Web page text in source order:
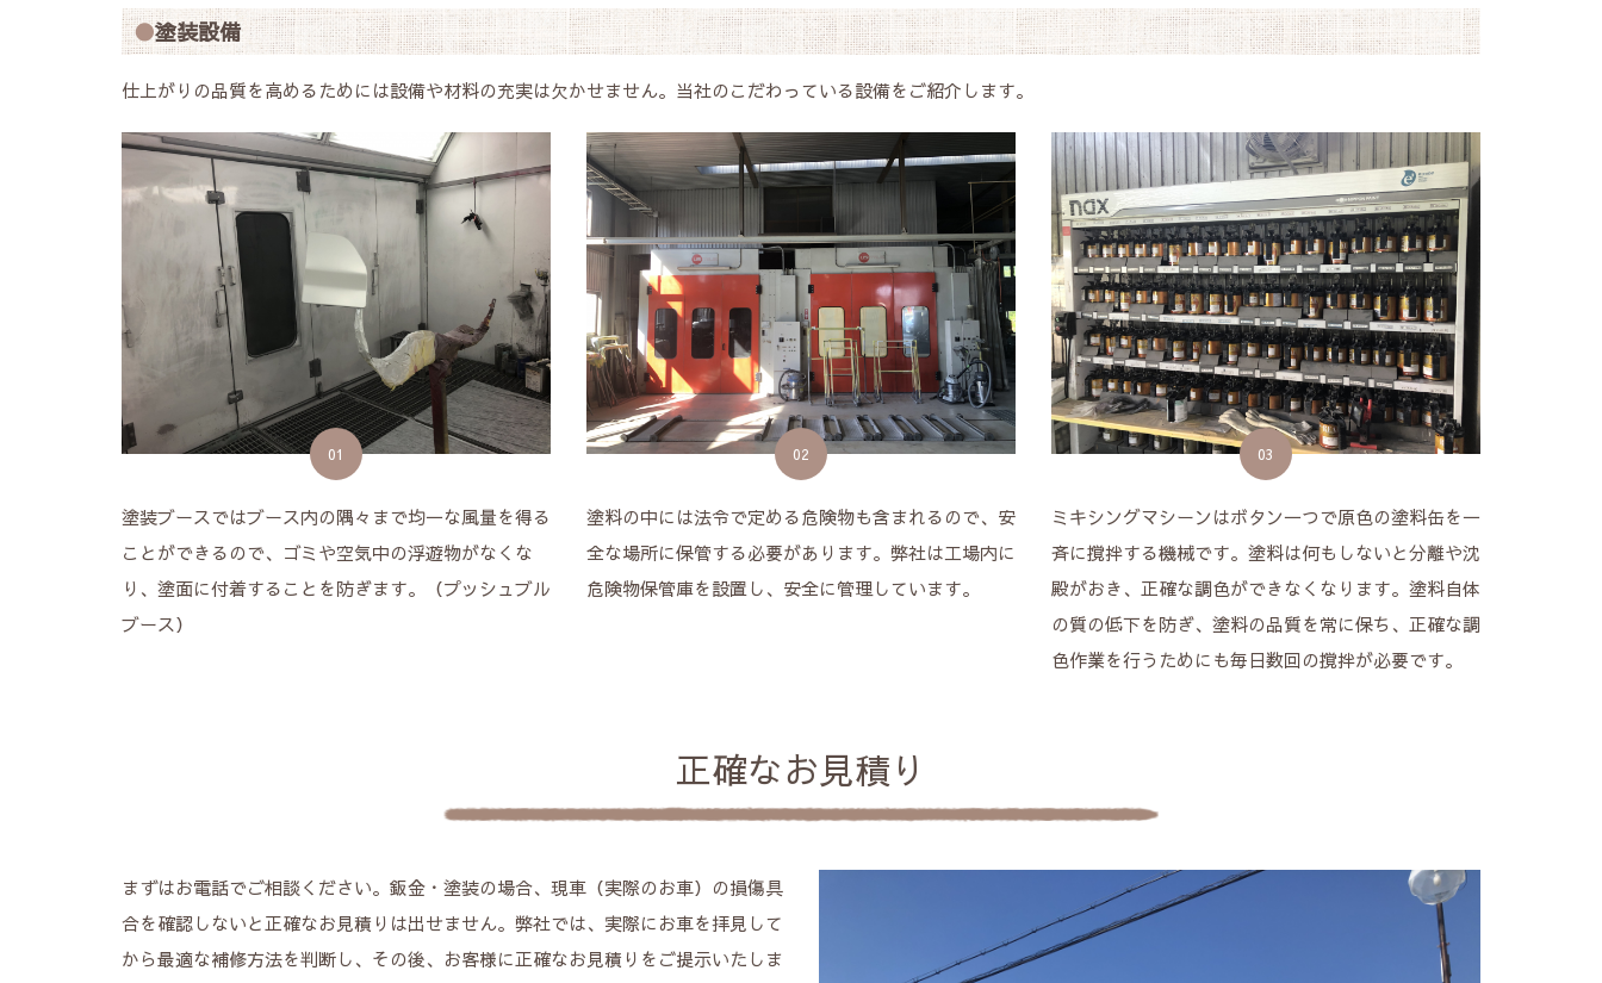
塗装設備
仕上がりの品質を高めるためには設備や材料の充実は欠かせません。当社のこだわっている設備をご紹介します。
01
塗装ブースではブース内の隅々まで均一な風量を得る
ことができるので、ゴミや空気中の浮遊物がなくな
り、塗面に付着することを防ぎます。（プッシュブル
ブース）
02
塗料の中には法令で定める危険物も含まれるので、安
全な場所に保管する必要があります。弊社は工場内に
危険物保管庫を設置し、安全に管理しています。
03
ミキシングマシーンはボタン一つで原色の塗料缶を一
斉に撹拌する機械です。塗料は何もしないと分離や沈
殿がおき、正確な調色ができなくなります。塗料自体
の質の低下を防ぎ、塗料の品質を常に保ち、正確な調
色作業を行うためにも毎日数回の撹拌が必要です。
正確なお見積り
まずはお電話でご相談ください。鈑金・塗装の場合、現車（実際のお車）の損傷具
合を確認しないと正確なお見積りは出せません。弊社では、実際にお車を拝見して
から最適な補修方法を判断し、その後、お客様に正確なお見積りをご提示いたしま